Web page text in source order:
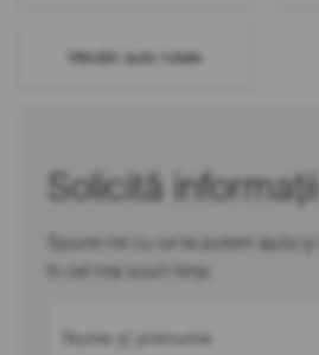
Vânzări auto rulate
Solicită informații
Spune-ne cu ce te putem ajuta
în cel mai scurt timp
Nume și prenume